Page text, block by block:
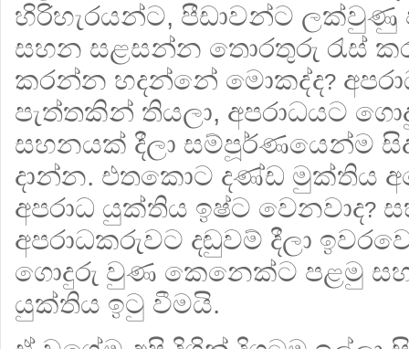
හිරිහැරයන්ට, පීඩාවන්ට ලක්වුණු
සහන සළසන්න තොරතුරු රැස්
කරන්න හදන්නේ මොකද්ද?
පැත්තකින් තියලා, අපරාධයට
සහනයක් දීලා සම්පූර්ණයෙන්ම
දාන්න. එතකොට දණ්ඩ මුක්තිය
අපරාධ යුක්තිය ඉෂ්ට වෙනවාද?
අපරාධකරුවට දඬුවම් දීලා
ගොදුරු වුණ කෙනෙක්ට පළමු සහ
යුක්තිය ඉටු වීමයි.